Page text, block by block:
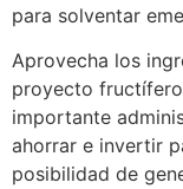
para solventar
Aprovecha los
proyecto
importante
ahorrar e invertir
posibilidad de